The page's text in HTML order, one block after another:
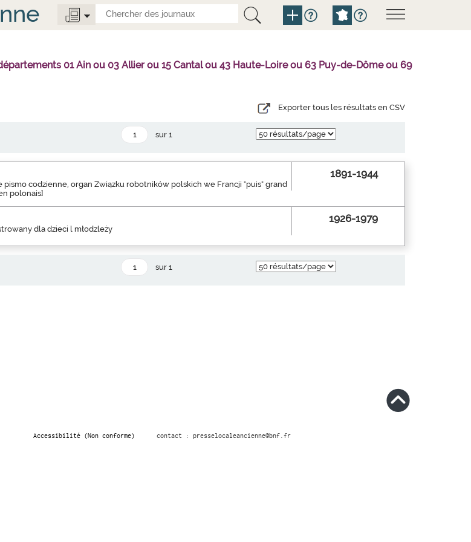
01 Ain ou 03 Allier ou 15 Cantal ou 43 Haute-Loire ou 63 Puy-de-Dôme ou 69
Exporter tous les résultats en CSV
sur 1
pismo codzienne, organ Związku robotników polskich we Francji "puis" grand
polonais]
1891-1944
dla dzieci l młodzleży
1926-1979
sur 1
Accessibilité (Non conforme) contact : presselocaleancienne@bnf.fr